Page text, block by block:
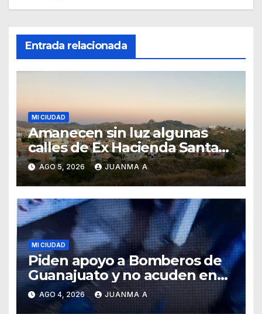
Entrada relacionada
MI CIUDAD
Amanecen sin luz algunas
calles de Ex Hacienda Santa
Teresa
AGO 5, 2026 JUANMA A
MI CIUDAD
Piden apoyo a Bomberos de
Guanajuato y no acuden en
auxilio de capitalinos ante
fuerte lluvia
AGO 4, 2026 JUANMA A